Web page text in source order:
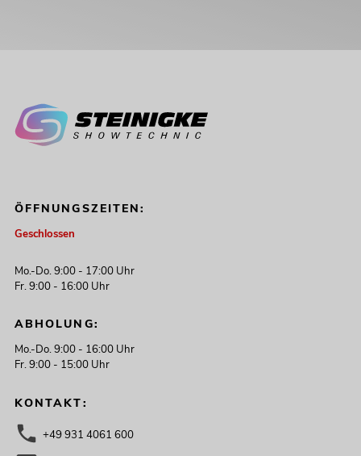
ÖFFNUNGSZEITEN:
Geschlossen
Mo.-Do. 9:00 - 17:00 Uhr
Fr. 9:00 - 16:00 Uhr
ABHOLUNG:
Mo.-Do. 9:00 - 16:00 Uhr
Fr. 9:00 - 15:00 Uhr
KONTAKT:
+49 931 4061 600